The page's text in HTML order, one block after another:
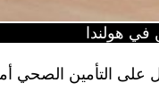
في هولندا
على التأمين الصحي